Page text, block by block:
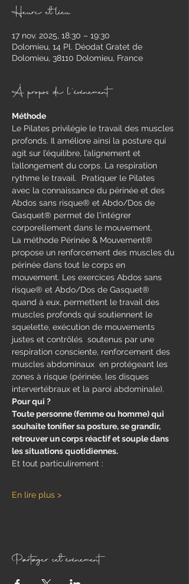
Heure et lieu
17 nov. 2025, 18:30 – 19:30
Dolomieu, 14 Pl. Déodat Gratet de
Dolomieu, 38110 Dolomieu, France
À propos de l'événement
Méthode
​Le Pilates privilégie le travail des muscles
profonds. Il améliore ainsi la posture qui
agit sur l’équilibre, l’alignement et
l’allongement du corps. La respiration
rythme le travail.  Pratiquer le Pilates
avec la connaissance du périnée et des
Abdos sans risque® et Abdo/Dos de
Gasquet® permet de l'intégrer
corporellement dans le mouvement.
La méthode Périnée & Mouvement®
propose un renforcement des muscles du
périnée dans tout le corps en
mouvement.​ Les exercices Abdos sans
risque® et Abdo/Dos de Gasquet®
quand à eux, permettent le travail des
muscles profonds qui soutiennent le
squelette, exécution de mouvements
justes et contrôlés  soutenus par une
respiration consciente, renforcement des
muscles abdominaux  en protégeant les
zones à risque (périnée, les disques
intervertébraux et la paroi abdominale).
Pour qui ?
Toute personne (femme ou homme) qui
souhaite tonifier sa posture, se grandir,
retrouver un corps réactif et souple dans
les situations quotidiennes.
Et tout particulirement :
En lire plus >
Partager cet événement